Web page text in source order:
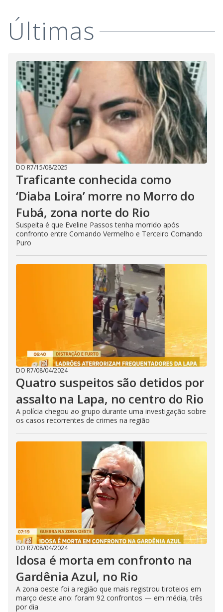
i
d
e
o
Últimas
DO R7/15/08/2025
Traficante conhecida como
‘Diaba Loira’ morre no Morro do
Fubá, zona norte do Rio
Suspeita é que Eveline Passos tenha morrido após
confronto entre Comando Vermelho e Terceiro Comando
Puro
DO R7/08/04/2024
Quatro suspeitos são detidos por
assalto na Lapa, no centro do Rio
A polícia chegou ao grupo durante uma investigação sobre
os casos recorrentes de crimes na região
DO R7/08/04/2024
Idosa é morta em confronto na
Gardênia Azul, no Rio
A zona oeste foi a região que mais registrou tiroteios em
março deste ano: foram 92 confrontos — em média, três
por dia